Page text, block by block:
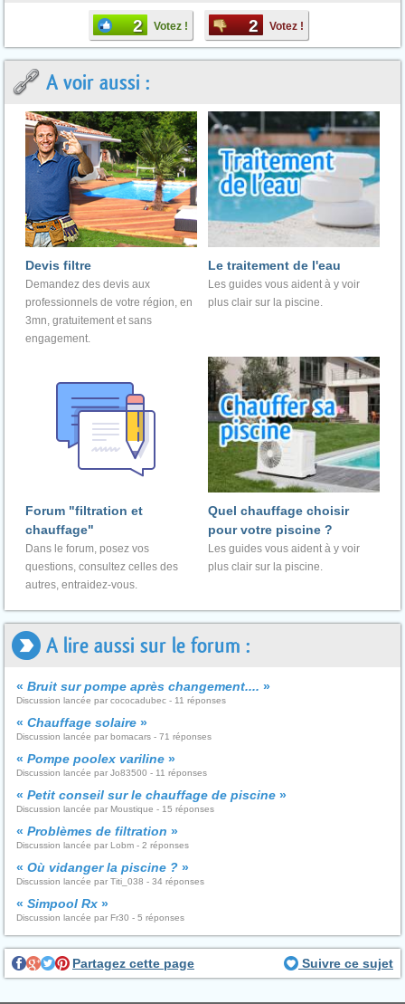
2 Votez ! 2 Votez !
A voir aussi :
Devis filtre
Demandez des devis aux
professionnels de votre région, en
3mn, gratuitement et sans
engagement.
Le traitement de l'eau
Les guides vous aident à y voir
plus clair sur la piscine.
Forum "filtration et
chauffage"
Dans le forum, posez vos
questions, consultez celles des
autres, entraidez-vous.
Quel chauffage choisir
pour votre piscine ?
Les guides vous aident à y voir
plus clair sur la piscine.
A lire aussi sur le forum :
« Bruit sur pompe après changement.... »
Discussion lancée par cococadubec - 11 réponses
« Chauffage solaire »
Discussion lancée par bomacars - 71 réponses
« Pompe poolex variline »
Discussion lancée par Jo83500 - 11 réponses
« Petit conseil sur le chauffage de piscine »
Discussion lancée par Moustique - 15 réponses
« Problèmes de filtration »
Discussion lancée par Lobm - 2 réponses
« Où vidanger la piscine ? »
Discussion lancée par Titi_038 - 34 réponses
« Simpool Rx »
Discussion lancée par Fr30 - 5 réponses
Partagez cette page Suivre ce sujet